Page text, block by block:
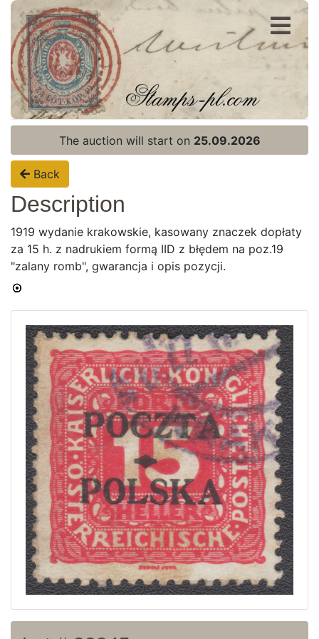
Register
Login
Home page
Current auction
Recent result
Archive
Regulation
Contact
The auction will start on 25.09.2026
Back
Description
1919 wydanie krakowskie, kasowany znaczek dopłaty
za 15 h. z nadrukiem formą IID z błędem na poz.19
"zalany romb", gwarancja i opis pozycji.